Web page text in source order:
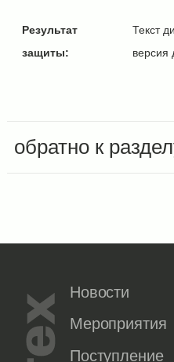
Результат
защиты:
Текст
версия
обратно к
Новости
Мероприятия
Поступление